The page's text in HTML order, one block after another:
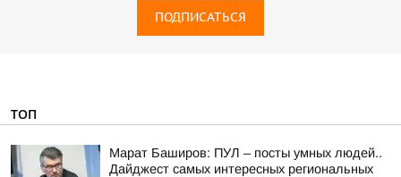
ПОДПИСАТЬСЯ
ТОП
Марат Баширов: ПУЛ – посты умных людей..
Дайджест самых интересных региональных